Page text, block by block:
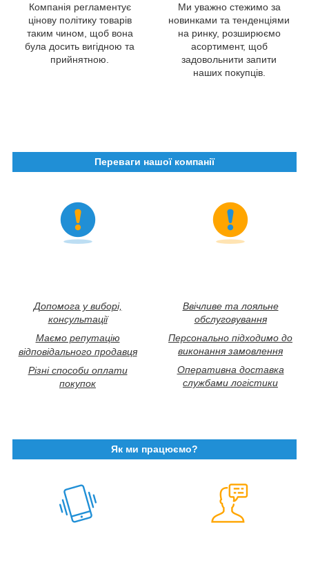
Компанія регламентує
цінову політику товарів
таким чином, щоб вона
була досить вигідною та
прийнятною.
Ми уважно стежимо за
новинками та тенденціями
на ринку, розширюємо
асортимент, щоб
задовольнити запити
наших покупців.
Переваги нашої компанії
Допомога у виборі,
консультації
Маємо репутацію
відповідального продавця
Різні способи оплати
покупок
Ввічливе та лояльне
обслуговування
Персонально підходимо до
виконання замовлення
Оперативна доставка
службами логістики
Як ми працюємо?